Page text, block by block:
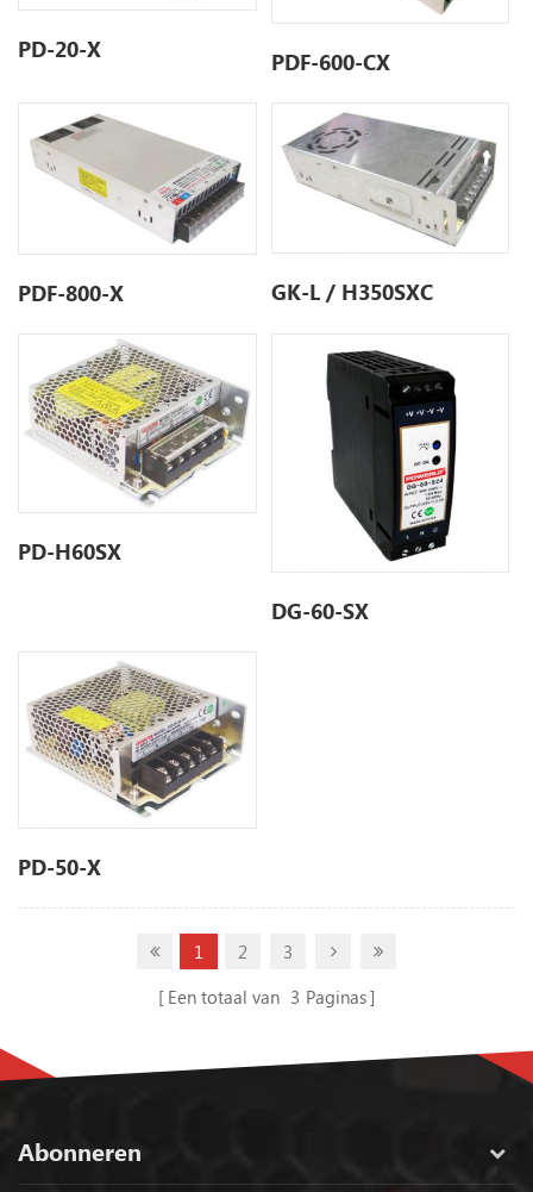
PD-20-X PDF-600-CX
PDF-800-X GK-L / H350SXC
PD-H60SX
DG-60-SX
PD-50-X
1 2
3
Een totaal van 3 Paginas
Abonneren